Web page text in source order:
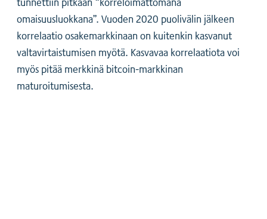
omaisuusluokkana”. Vuoden 2020 puolivälin jälkeen
korrelaatio osakemarkkinaan on kuitenkin kasvanut
valtavirtaistumisen myötä. Kasvavaa korrelaatiota voi
myös pitää merkkinä bitcoin-markkinan
maturoitumisesta.